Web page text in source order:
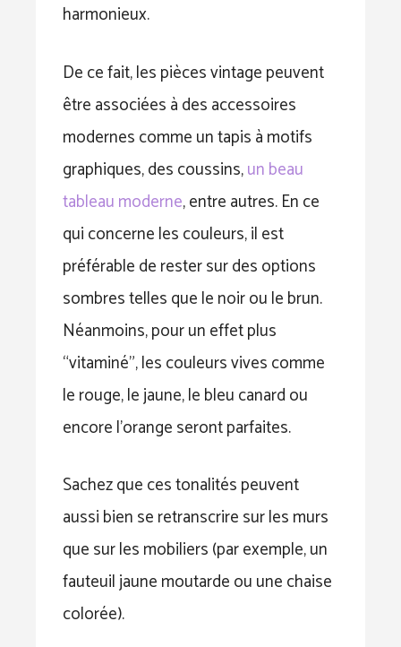
harmonieux.
De ce fait, les pièces vintage peuvent
être associées à des accessoires
modernes comme un tapis à motifs
graphiques, des coussins,un beau
tableau moderne, entre autres. En ce
qui concerne les couleurs, il est
préférable de rester sur des options
sombres telles que le noir ou le brun.
Néanmoins, pour un effet plus
“vitaminé”, les couleurs vives comme
le rouge, le jaune, le bleu canard ou
encore l’orange seront parfaites.
Sachez que ces tonalités peuvent
aussi bien se retranscrire sur les murs
que sur les mobiliers (par exemple, un
fauteuil jaune moutarde ou une chaise
colorée).